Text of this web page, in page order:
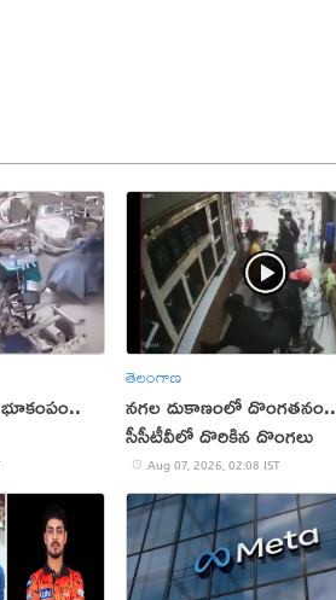
తెలంగాణ
నగల దుకాణంలో దొంగతనం..
సీసీటీవీలో దొరికిన దొంగలు
Aug 07, 2026, 02:08 IST